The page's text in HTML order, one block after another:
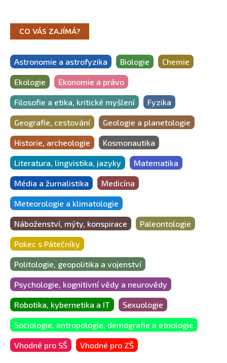
CO VÁS ZAJÍMÁ?
Astronomie a astrofyzika Biologie Chemie
Ekologie Ekonomie a právo
Filosofie a etika, kritické myšlení Fyzika
Geografie, cestování Geologie a planetologie
Historie, archeologie Kosmonautika
Literatura, lingvistika, jazyky Matematika
Média a žurnalistika Medicína
Meteorologie a klimatologie
Náboženství, mýty, konspirace Paleontologie
Pokec s Pátečníky
Politologie, geopolitika a vojenství
Psychologie, kognitivní vědy a neurovědy
Robotika, kybernetika a IT Sexuologie
Sociologie, antropologie, demografie a etnologie
Vhodné pro SŠ Vhodné pro ZŠ